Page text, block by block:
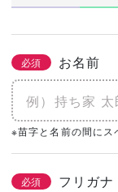
必須 お名前
※苗字と名前の間にス
必須 フリガナ